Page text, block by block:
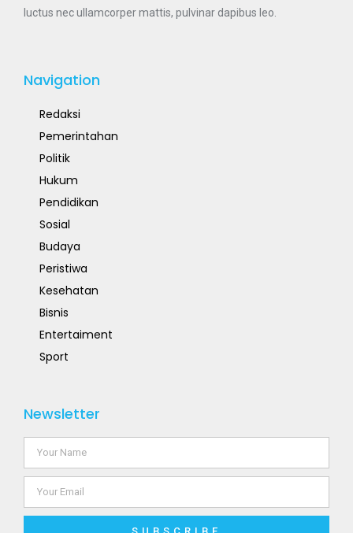
luctus nec ullamcorper mattis, pulvinar dapibus leo.
Navigation
Redaksi
Pemerintahan
Politik
Hukum
Pendidikan
Sosial
Budaya
Peristiwa
Kesehatan
Bisnis
Entertaiment
Sport
Newsletter